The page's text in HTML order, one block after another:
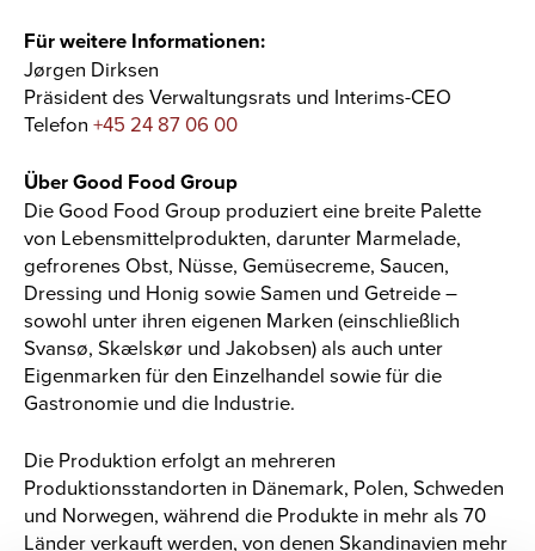
Für weitere Informationen:
Jørgen Dirksen
Präsident des Verwaltungsrats und Interims-CEO
Telefon +45 24 87 06 00
Über Good Food Group
Die Good Food Group produziert eine breite Palette
von Lebensmittelprodukten, darunter Marmelade,
gefrorenes Obst, Nüsse, Gemüsecreme, Saucen,
Dressing und Honig sowie Samen und Getreide –
sowohl unter ihren eigenen Marken (einschließlich
Svansø, Skælskør und Jakobsen) als auch unter
Eigenmarken für den Einzelhandel sowie für die
Gastronomie und die Industrie.
Die Produktion erfolgt an mehreren
Produktionsstandorten in Dänemark, Polen, Schweden
und Norwegen, während die Produkte in mehr als 70
Länder verkauft werden, von denen Skandinavien mehr